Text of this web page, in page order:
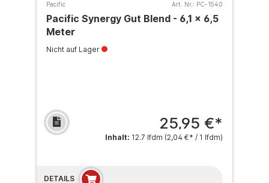
Pacific Art. Nr.: PC-1540
Pacific Synergy Gut Blend - 6,1 x 6,5
Meter
Nicht auf Lager
25,95 €*
Inhalt: 12.7 lfdm (2,04 €* / 1 lfdm)
DETAILS